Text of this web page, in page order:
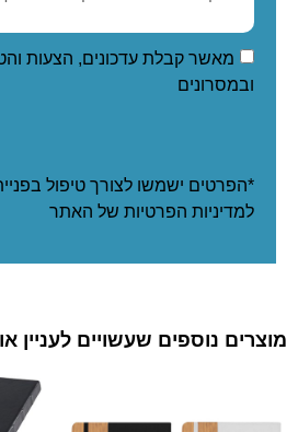
מאשר קבלת עדכונים, הצעות
ובמסרונים
*הפרטים ישמשו לצורך טיפול
למדיניות הפרטיות של האתר
מוצרים נוספים שעשויים לעניין